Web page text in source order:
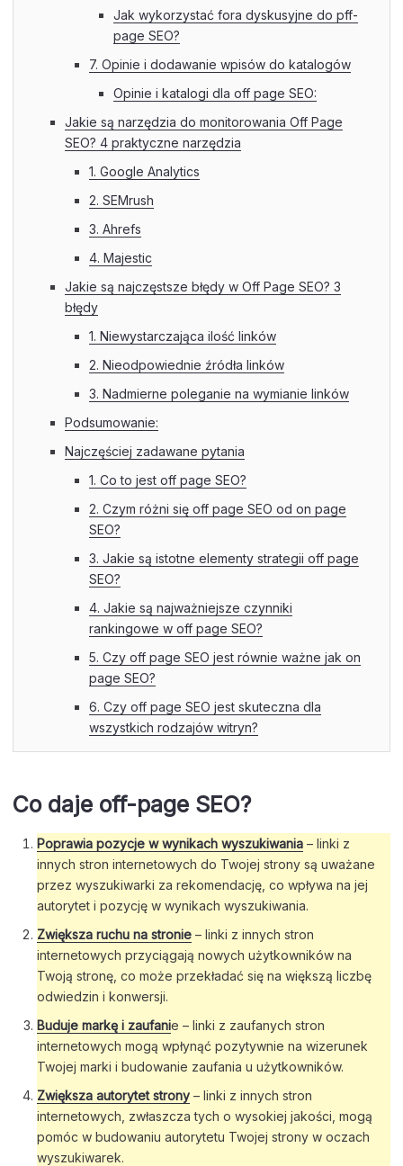
Jak wykorzystać fora dyskusyjne do pff-
page SEO?
7. Opinie i dodawanie wpisów do katalogów
Opinie i katalogi dla off page SEO:
Jakie są narzędzia do monitorowania Off Page
SEO? 4 praktyczne narzędzia
1. Google Analytics
2. SEMrush
3. Ahrefs
4. Majestic
Jakie są najczęstsze błędy w Off Page SEO? 3
błędy
1. Niewystarczająca ilość linków
2. Nieodpowiednie źródła linków
3. Nadmierne poleganie na wymianie linków
Podsumowanie:
Najczęściej zadawane pytania
1. Co to jest off page SEO?
2. Czym różni się off page SEO od on page
SEO?
3. Jakie są istotne elementy strategii off page
SEO?
4. Jakie są najważniejsze czynniki
rankingowe w off page SEO?
5. Czy off page SEO jest równie ważne jak on
page SEO?
6. Czy off page SEO jest skuteczna dla
wszystkich rodzajów witryn?
Co daje off-page SEO?
Poprawia pozycje w wynikach wyszukiwania – linki z
innych stron internetowych do Twojej strony są uważane
przez wyszukiwarki za rekomendację, co wpływa na jej
autorytet i pozycję w wynikach wyszukiwania.
Zwiększa ruchu na stronie – linki z innych stron
internetowych przyciągają nowych użytkowników na
Twoją stronę, co może przekładać się na większą liczbę
odwiedzin i konwersji.
Buduje markę i zaufanie – linki z zaufanych stron
internetowych mogą wpłynąć pozytywnie na wizerunek
Twojej marki i budowanie zaufania u użytkowników.
Zwiększa autorytet strony – linki z innych stron
internetowych, zwłaszcza tych o wysokiej jakości, mogą
pomóc w budowaniu autorytetu Twojej strony w oczach
wyszukiwarek.